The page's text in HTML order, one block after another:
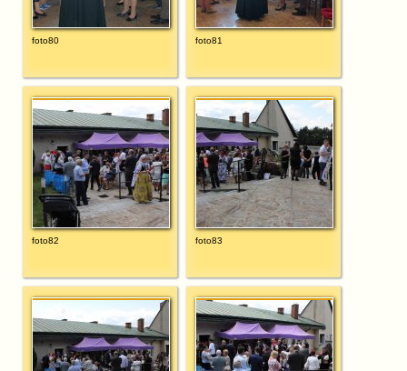
foto80 foto81
foto82 foto83